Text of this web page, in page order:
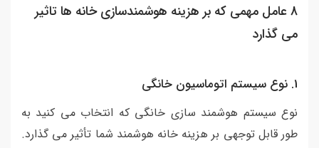
8 عامل مهمی که بر هزینه هوشمندسازی خانه ها تاثیر
می گذارد
1. نوع سیستم اتوماسیون خانگی
نوع سیستم هوشمند سازی خانگی که انتخاب می کنید به
طور قابل توجهی بر هزینه خانه هوشمند شما تأثیر می گذارد.